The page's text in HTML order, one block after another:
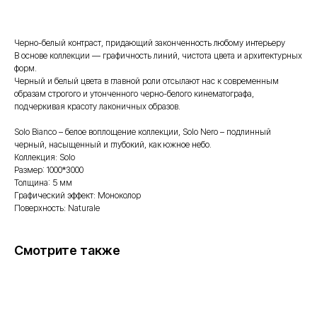
Черно-белый контраст, придающий законченность любому интерьеру
В основе коллекции — графичность линий, чистота цвета и архитектурных
форм.
Черный и белый цвета в главной роли отсылают нас к современным
образам строгого и утонченного черно-белого кинематографа,
подчеркивая красоту лаконичных образов.
Solo Bianco – белое воплощение коллекции, Solo Nero – подлинный
черный, насыщенный и глубокий, как южное небо.
Коллекция: Solo
Размер: 1000*3000
Толщина: 5 мм
Графический эффект: Моноколор
Поверхность: Naturale
Смотрите также